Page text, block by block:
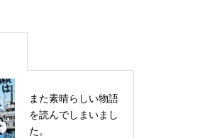
また素晴らしい物語
を読んでしまいまし
た。